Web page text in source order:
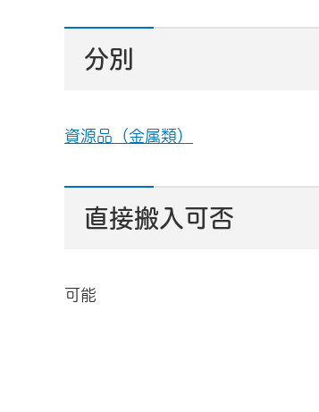
分別
資源品（金属類）
直接搬入可否
可能